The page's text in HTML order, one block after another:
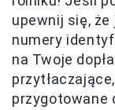
upewnij się,
numery
na Twoje
przygotowane